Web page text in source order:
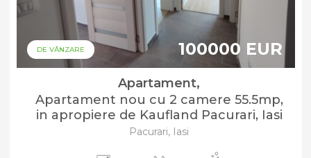
DE VÂNZARE 100000 EUR
Apartament,
Apartament nou cu 2 camere 55.5mp,
in apropiere de Kaufland Pacurari, Iasi
Pacurari, Iasi